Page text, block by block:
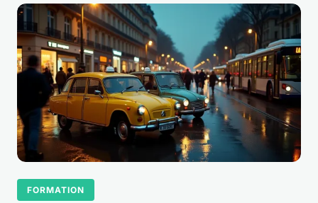
FORMATION